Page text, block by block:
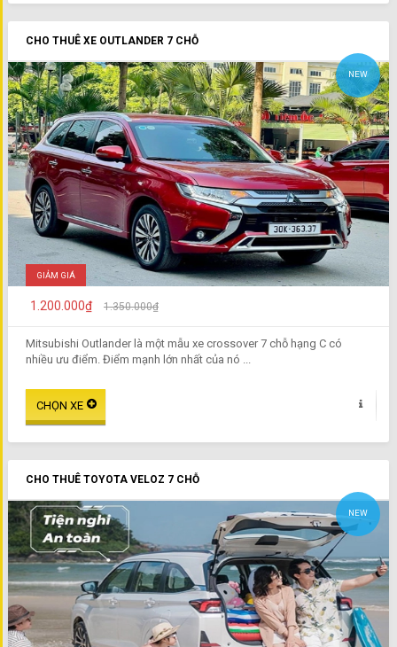
CHO THUÊ XE OUTLANDER 7 CHỖ
NEW
GIẢM GIÁ
1.200.000₫ 1.350.000₫
Mitsubishi Outlander là một mẫu xe crossover 7 chỗ hạng C có
nhiều ưu điểm. Điểm mạnh lớn nhất của nó ...
CHO THUÊ TOYOTA VELOZ 7 CHỖ
NEW